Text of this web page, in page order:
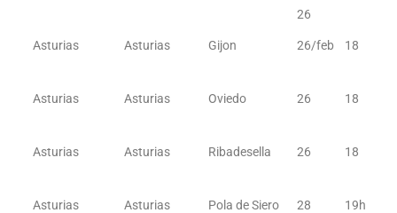
26
Asturias Asturias Gijon 26/feb 18
Asturias Asturias Oviedo 26 18
Asturias Asturias Ribadesella 26 18
Asturias Asturias Pola de Siero 28 19h